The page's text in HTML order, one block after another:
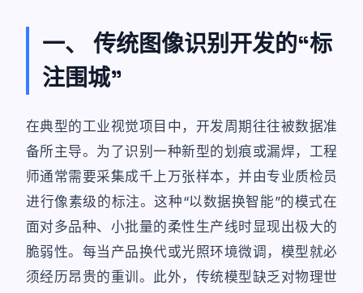
一、 传统图像识别开发的“标
注围城”
在典型的工业视觉项目中，开发周期往往被数据准
备所主导。为了识别一种新型的划痕或漏焊，工程
师通常需要采集成千上万张样本，并由专业质检员
进行像素级的标注。这种“以数据换智能”的模式在
面对多品种、小批量的柔性生产线时显现出极大的
脆弱性。每当产品换代或光照环境微调，模型就必
须经历昂贵的重训。此外，传统模型缺乏对物理世